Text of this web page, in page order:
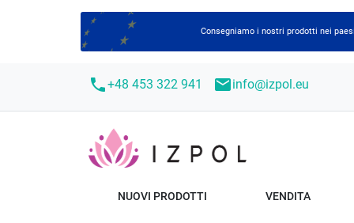
Consegniamo i nostri prodotti nei
call+48 453 322 941 mailinfo@izpol.eu
NUOVI PRODOTTI VENDITA